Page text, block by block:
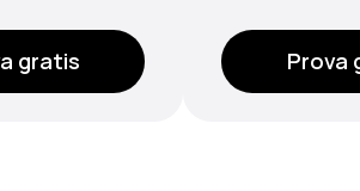
Prova gratis